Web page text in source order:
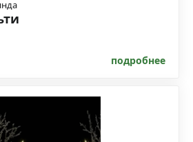
подробнее